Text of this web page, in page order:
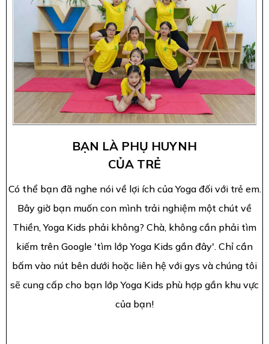
BẠN LÀ PHỤ HUYNH
CỦA TRẺ
Có thể bạn đã nghe nói về lợi ích của Yoga đối với trẻ em.
Bây giờ bạn muốn con mình trải nghiệm một chút về
Thiền, Yoga Kids phải không? Chà, không cần phải tìm
kiếm trên Google 'tìm lớp Yoga Kids gần đây'. Chỉ cần
bấm vào nút bên dưới hoặc liên hệ với gys và chúng tôi
sẽ cung cấp cho bạn lớp Yoga Kids phù hợp gần khu vực
của bạn!